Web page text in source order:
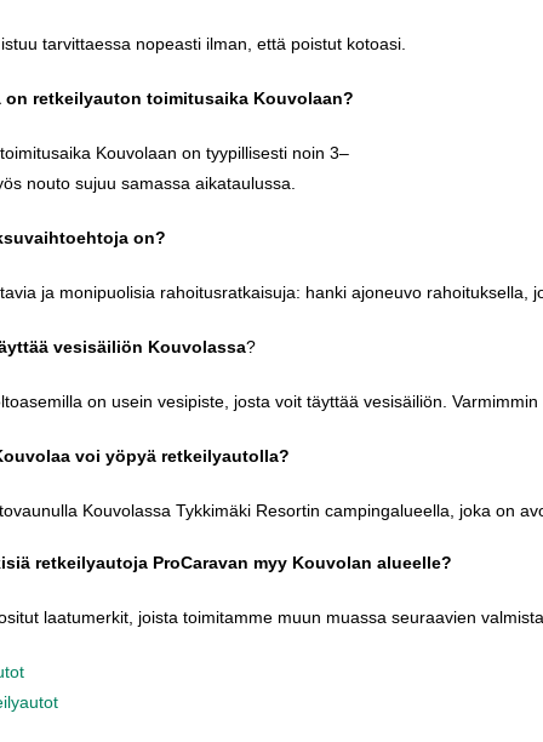
tarvittaessa nopeasti ilman että poistut kotoasi
on retkeilyauton toimitusaika Kouvolaan?
toimitusaika Kouvolaan on tyypillisesti noin 3–
nouto sujuu samassa aikataulussa
on?
ja monipuolisia rahoitusratkaisuja: hanki ajoneuvo rahoituksella
vesisäiliön Kouvolassa?
on usein vesipiste josta voit täyttää vesisäiliön Varmimmin
voi yöpyä retkeilyautolla?
Kouvolassa Tykkimäki Resortin campingalueella joka on
retkeilyautoja ProCaravan myy Kouvolan alueelle?
laatumerkit joista toimitamme muun muassa seuraavien